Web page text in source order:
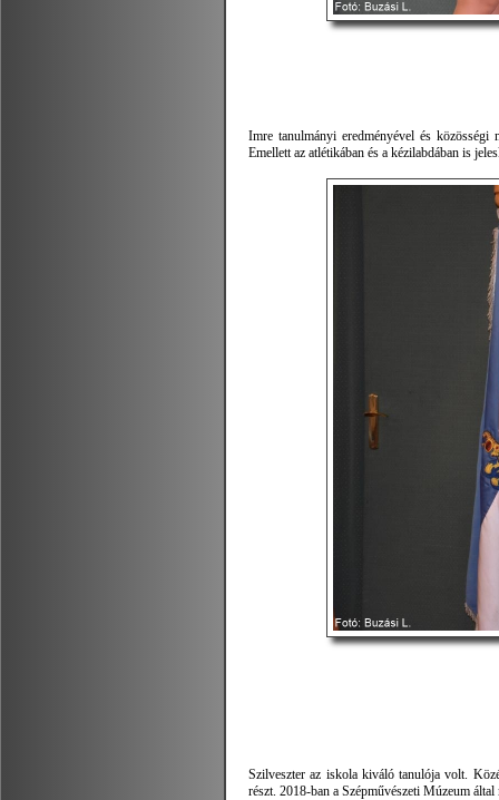
Imre tanulmányi eredményével és
Emellett az atlétikában és a kézilabdában is
Szilveszter az iskola kiváló tanulója volt.
részt. 2018-ban a Szépművészeti Múzeum